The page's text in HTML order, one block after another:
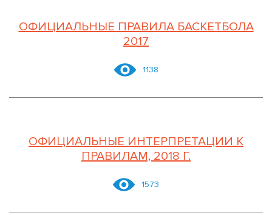
ОФИЦИАЛЬНЫЕ ПРАВИЛА БАСКЕТБОЛА
2017
1138
ОФИЦИАЛЬНЫЕ ИНТЕРПРЕТАЦИИ К
ПРАВИЛАМ, 2018 Г.
1573